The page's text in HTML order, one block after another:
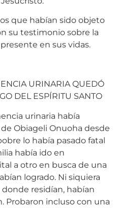
que habían sido objeto
su testimonio sobre la
en sus vidas.
URINARIA QUEDÓ
DEL ESPÍRITU SANTO
urinaria había
Obiageli Onuoha desde
lo había pasado fatal
había ido en
a otro en busca de una
logrado. Ni siquiera
residían, habían
Probaron incluso con una